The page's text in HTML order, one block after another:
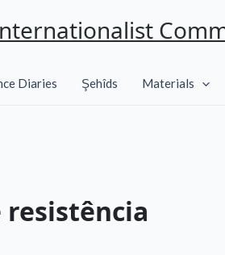
Diaries Şehîds Materials
resistência